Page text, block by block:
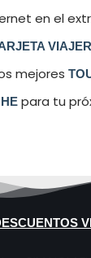
en el
mejores
para tu